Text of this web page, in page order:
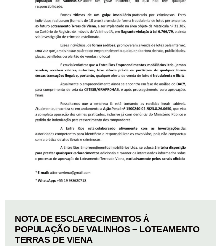
NOTA DE ESCLARECIMENTOS À
POPULAÇÃO DE VALINHOS – LOTEAMENTO
TERRAS DE VIENA